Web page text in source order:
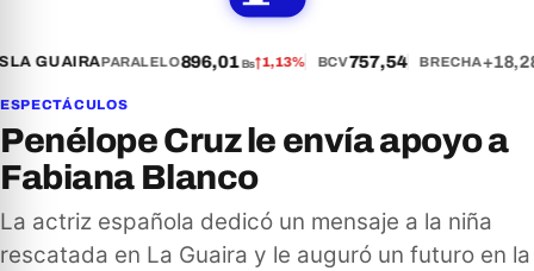
GUAIRAPARALELO896,01Bs↑1,13% BCV757,54 BRECHA
ESPECTÁCULOS
Penélope Cruz le envía apoyo a
Fabiana Blanco
La actriz española dedicó un mensaje a la niña
rescatada en La Guaira y le auguró un futuro en la